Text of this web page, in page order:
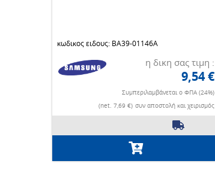
κωδικος ειδους: BA39-01146A
η δικη σας τιμη :
9,54 €
Συμπεριλαμβάνεται ο ΦΠΑ (24%)
(net. 7,69 €) συν αποστολή και χειρισμός